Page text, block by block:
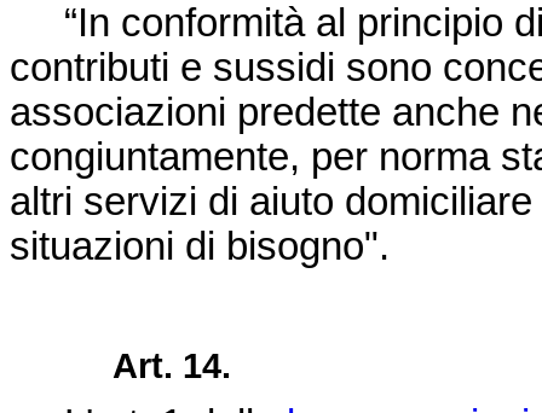
“In conformità al principio
contributi e sussidi sono
associazioni predette anche
congiuntamente, per norma
altri servizi di aiuto
situazioni di bisogno".
Art. 14.